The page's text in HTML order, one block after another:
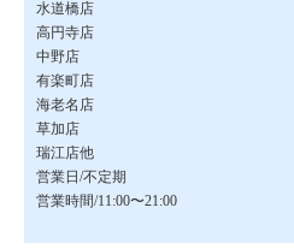
水道橋店
高円寺店
中野店
有楽町店
海老名店
草加店
瑞江店他
営業日/不定期
営業時間/11:00〜21:00